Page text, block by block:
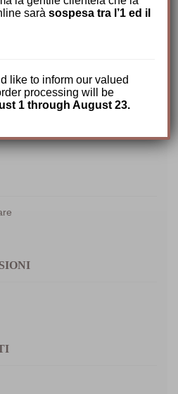
saràsospesa tra l’1 ed il
like to inform our valued
processing will be
1 through August 23.